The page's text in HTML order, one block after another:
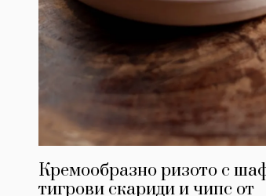
Кремообразно ризото с
тигрови скариди и чипс от